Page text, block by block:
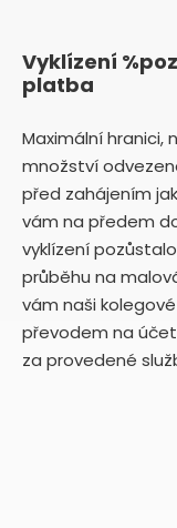
Vyklízení
platba
Maximální hranici,
množství
před zahájením
vám na předem
vyklízení
průběhu na
vám naši
převodem na
za provedené